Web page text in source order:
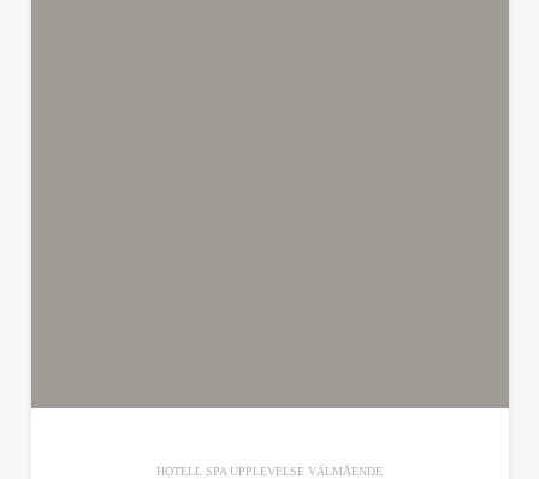
HOTELL SPA UPPLEVELSE VÄLMÅENDE